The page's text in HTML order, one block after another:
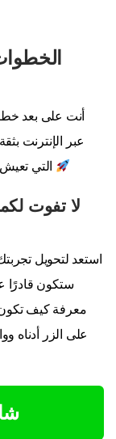
أنت على بعد
عبر الإنترنت
لا تفوت
استعد لتحويل
ستكون قادرًا
معرفة كيف
على الزر أدناه